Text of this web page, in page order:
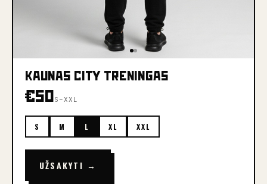
KAUNAS CITY TRENINGAS
€50 S–XXL
S M L XL XXL
UŽSAKYTI →